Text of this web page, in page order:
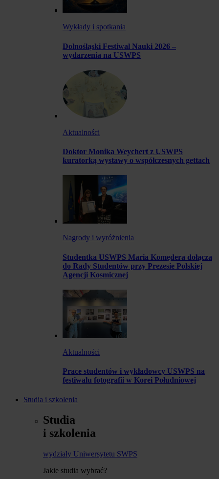
Wykłady i spotkania
Dolnośląski Festiwal Nauki 2026 –
wydarzenia na USWPS
Aktualności
Doktor Monika Weychert z USWPS
kuratorką wystawy o współczesnych gettach
Nagrody i wyróżnienia
Studentka USWPS Maria Komędera dołącza
do Rady Studentów przy Prezesie Polskiej
Agencji Kosmicznej
Aktualności
Prace studentów i wykładowcy USWPS na
festiwalu fotografii w Korei Południowej
Studia i szkolenia
Studia
i szkolenia
wydziały Uniwersytetu SWPS
Jakie studia wybrać?